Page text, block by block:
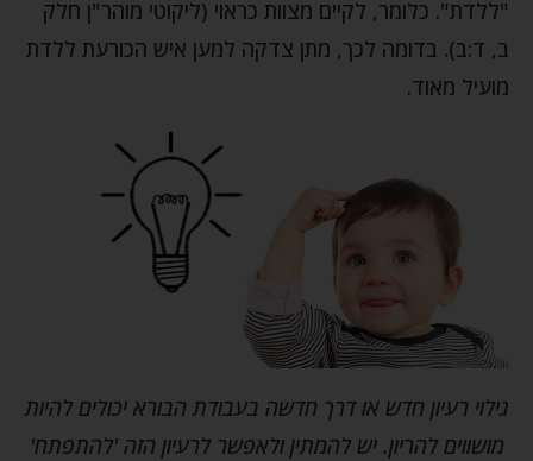
"ללדת". כלומר, לקיים מצוות כראוי (ליקוטי מוהר"ן חלק
ב, ד:ב). בדומה לכך, מתן צדקה למען איש הכורעת ללדת
מועיל מאוד.
גילוי רעיון חדש או דרך חדשה בעבודת הבורא יכולים להיות
מושווים להריון. יש להמתין ולאפשר לרעיון הזה 'להתפתח'